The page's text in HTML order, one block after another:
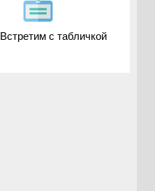
Встретим с табличкой